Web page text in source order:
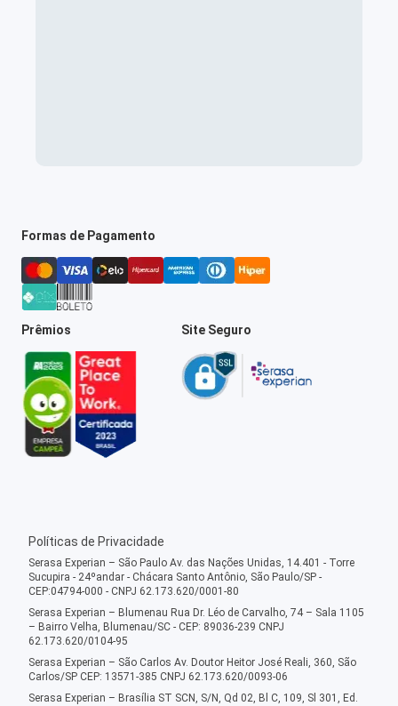
Formas de Pagamento
Prêmios Site Seguro
Políticas de Privacidade
Serasa Experian – São Paulo Av. das Nações Unidas, 14.401 - Torre
Sucupira - 24ºandar - Chácara Santo Antônio, São Paulo/SP -
CEP:04794-000 - CNPJ 62.173.620/0001-80
Serasa Experian – Blumenau Rua Dr. Léo de Carvalho, 74 – Sala 1105
– Bairro Velha, Blumenau/SC - CEP: 89036-239 CNPJ
62.173.620/0104-95
Serasa Experian – São Carlos Av. Doutor Heitor José Reali, 360, São
Carlos/SP CEP: 13571-385 CNPJ 62.173.620/0093-06
Serasa Experian – Brasília ST SCN, S/N, Qd 02, Bl C, 109, Sl 301, Ed.